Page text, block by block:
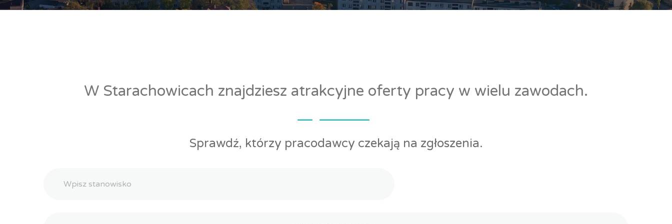
W Starachowicach znajdziesz atrakcyjne oferty pracy w wielu zawodach.
Sprawdź, którzy pracodawcy czekają na zgłoszenia.